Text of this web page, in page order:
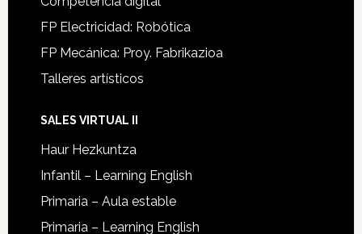
FP Electricidad: Robótica
FP Mecánica: Proy. Fabrikazioa
Talleres artísticos
SALES VIRTUAL II
Haur Hezkuntza
Infantil – Learning English
Primaria – Aula estable
Primaria – Learning English